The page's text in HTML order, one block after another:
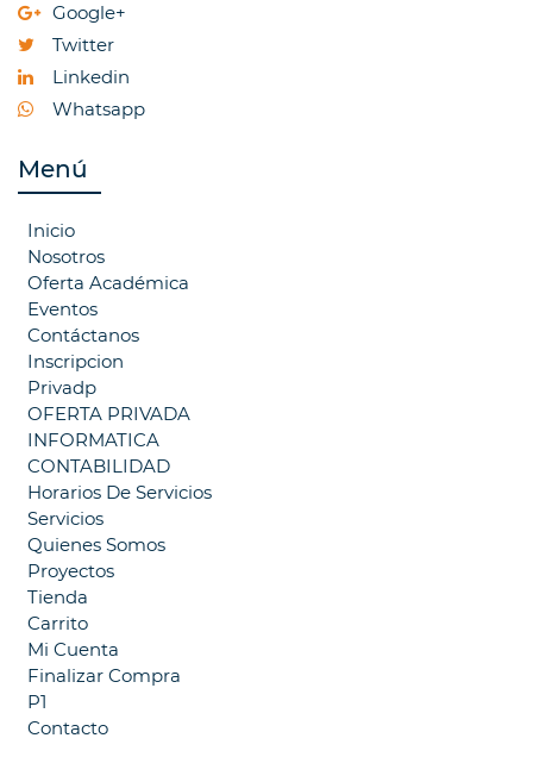
Google+
Twitter
Linkedin
Whatsapp
Menú
Inicio
Nosotros
Oferta Académica
Eventos
Contáctanos
Inscripcion
Privadp
OFERTA PRIVADA
INFORMATICA
CONTABILIDAD
Horarios De Servicios
Servicios
Quienes Somos
Proyectos
Tienda
Carrito
Mi Cuenta
Finalizar Compra
P1
Contacto